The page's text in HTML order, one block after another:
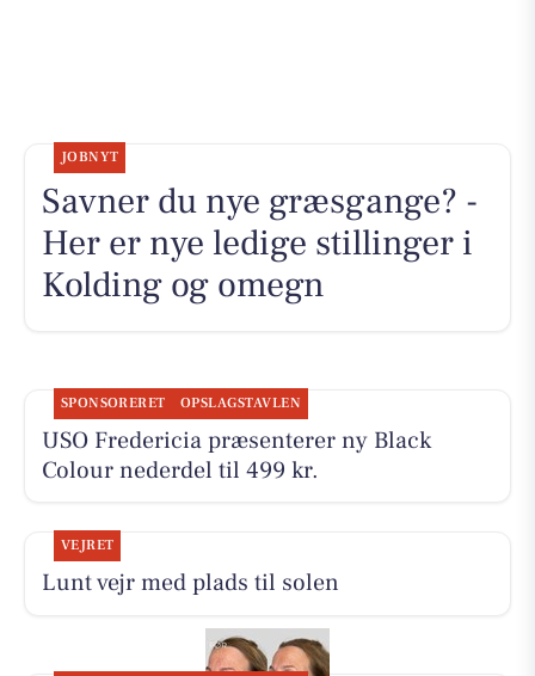
JOBNYT
Savner du nye græsgange? -
Her er nye ledige stillinger i
Kolding og omegn
SPONSORERET OPSLAGSTAVLEN
USO Fredericia præsenterer ny Black
Colour nederdel til 499 kr.
VEJRET
Lunt vejr med plads til solen